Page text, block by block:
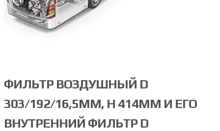
ФИЛЬТР ВОЗДУШНЫЙ D
303/192/16,5ММ, H 414ММ И ЕГО
ВНУТРЕННИЙ ФИЛЬТР D